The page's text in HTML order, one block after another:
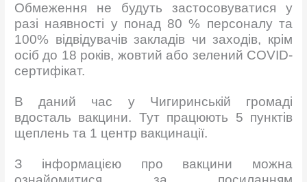
Обмеження не будуть застосовуватися у
разі наявності у понад 80 % персоналу та
100% відвідувачів закладів чи заходів, крім
осіб до 18 років, жовтий або зелений COVID-
сертифікат.
В даний час у Чигиринській громаді
вдосталь вакцини. Тут працюють 5 пунктів
щеплень та 1 центр вакцинації.
З інформацією про вакцини можна